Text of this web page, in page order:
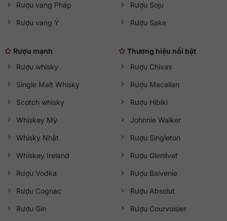
Rượu vang Pháp
Rượu vang Ý
Rượu Soju
Rượu Sake
Rượu mạnh
Rượu whisky
Single Malt Whisky
Scotch whisky
Whiskey Mỹ
Whisky Nhật
Whiskey Ireland
Rượu Vodka
Rượu Cognac
Rượu Gin
Thương hiệu nổi bật
Rượu Chivas
Rượu Macallan
Rượu Hibiki
Johnnie Walker
Rượu Singleton
Rượu Glenlivet
Rượu Balvenie
Rượu Absolut
Rượu Courvoisier